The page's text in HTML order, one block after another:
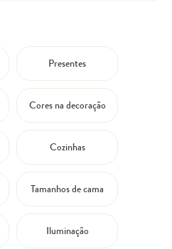
Presentes
Cores na decoração
Cozinhas
Tamanhos de cama
Iluminação